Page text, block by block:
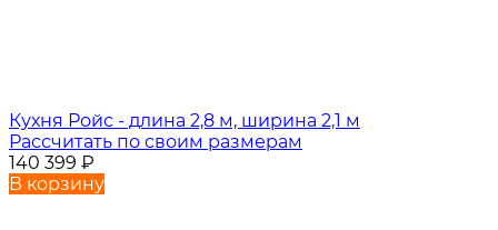
Кухня Ройс - длина 2,8 м, ширина 2,1 м
Рассчитать по своим размерам
140 399 ₽
В корзину